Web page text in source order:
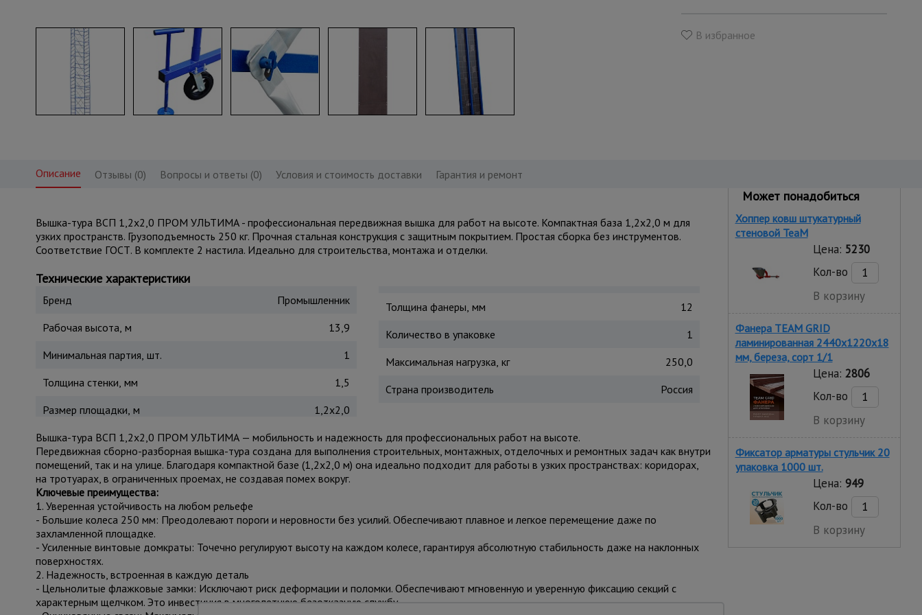
В избранное
Описание Отзывы (0) Вопросы и ответы (0) Условия и стоимость доставки Гарантия и ремонт
Вышка-тура ВСП 1,2x2,0 ПРОМ УЛЬТИМА - профессиональная передвижная вышка для работ на высоте. Компактная база 1,2x2,0 м для
узких пространств. Грузоподъемность 250 кг. Прочная стальная конструкция с защитным покрытием. Простая сборка без инструментов.
Соответствие ГОСТ. В комплекте 2 настила. Идеально для строительства, монтажа и отделки.
Технические характеристики
Бренд
Промышленник
Рабочая высота, м
13,9
Минимальная партия, шт.
1
Толщина стенки, мм
1,5
Размер площадки, м
1,2x2,0
Толщина фанеры, мм
12
Количество в упаковке
1
Максимальная нагрузка, кг
250,0
Страна производитель
Россия
Вышка-тура ВСП 1,2x2,0 ПРОМ УЛЬТИМА — мобильность и надежность для профессиональных работ на высоте.
Передвижная сборно-разборная вышка-тура создана для выполнения строительных, монтажных, отделочных и ремонтных задач как внутри
помещений, так и на улице. Благодаря компактной базе (1,2x2,0 м) она идеально подходит для работы в узких пространствах: коридорах,
на тротуарах, в ограниченных проемах, не создавая помех вокруг.
Ключевые преимущества:
1. Уверенная устойчивость на любом рельефе
- Большие колеса 250 мм: Преодолевают пороги и неровности без усилий. Обеспечивают плавное и легкое перемещение даже по
захламленной площадке.
- Усиленные винтовые домкраты: Точечно регулируют высоту на каждом колесе, гарантируя абсолютную стабильность даже на наклонных
поверхностях.
2. Надежность, встроенная в каждую деталь
- Цельнолитые флажковые замки: Исключают риск деформации и поломки. Обеспечивают мгновенную и уверенную фиксацию секций с
характерным щелчком. Это инвестиция в многолетнюю безотказную службу.
Может понадобиться
Хоппер ковш штукатурный
стеновой TeaM
Цена: 5230
Кол-во
В корзину
Фанера TEAM GRID
ламинированная 2440х1220х18
мм, береза, сорт 1/1
Цена: 2806
Кол-во
В корзину
Фиксатор арматуры стульчик 20
упаковка 1000 шт.
Цена: 949
Кол-во
В корзину